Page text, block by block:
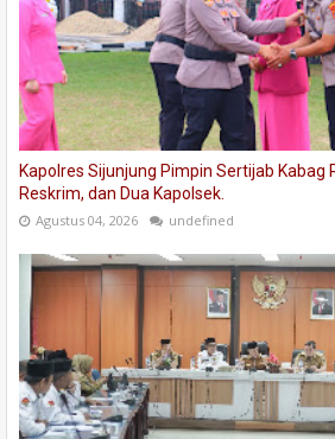
Kapolres Sijunjung Pimpin Sertijab Kabag
Reskrim, dan Dua Kapolsek.
Agustus 04, 2026 undefined